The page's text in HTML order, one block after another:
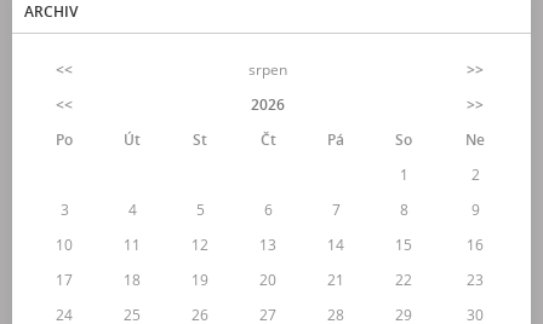
ARCHIV
<< srpen
>>
<<
2026
>>
Po
Út St Čt Pá So
Ne
1
2
3
4 5 6 7 8
9
10
11 12 13 14 15
16
17
18 19 20 21 22
23
24
25 26 27 28 29 30